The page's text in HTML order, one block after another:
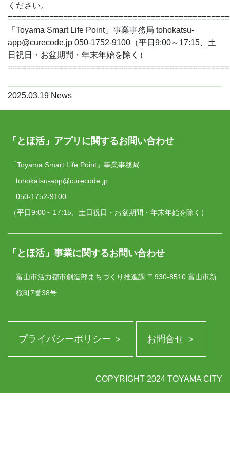
ください。
「Toyama Smart Life Point」事業事務局 tohokatsu-
app@curecode.jp 050-1752-9100（平日9:00～17:15、土
日祝日・お盆期間・年末年始を除く）
2025.03.19 News
「とほ活」アプリに関するお問い合わせ
「Toyama Smart Life Point」事業事務局
tohokatsu-app@curecode.jp
050-1752-9100
（平日9:00～17:15、土日祝日・お盆期間・年末年始を除く）
「とほ活」事業に関するお問い合わせ
富山市活力都市創造部まちづくり推進課 〒930-8510 富山市新
桜町7番38号
プライバシーポリシー ＞ お問合せ ＞
COPYRIGHT 2024 TOYAMA CITY